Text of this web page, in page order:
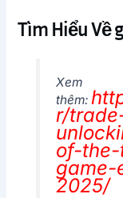
Tìm Hiểu Về
Xem
thêm:
r/
of-
game-
2025/